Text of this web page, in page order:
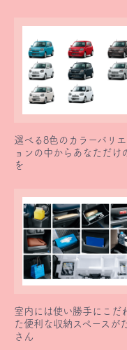
選べる8色のカラーバリ
ョンの中からあなただけ
を
室内には使い勝手にこだ
た便利な収納スペースが
さん